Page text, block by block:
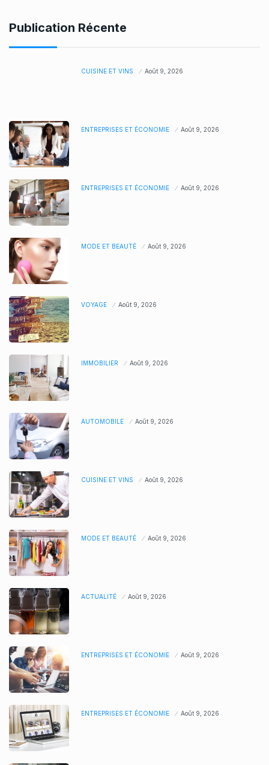
Publication Récente
CUISINE ET VINS Août 9, 2026
ENTREPRISES ET ÉCONOMIE Août 9, 2026
ENTREPRISES ET ÉCONOMIE Août 9, 2026
MODE ET BEAUTÉ Août 9, 2026
VOYAGE Août 9, 2026
IMMOBILIER Août 9, 2026
AUTOMOBILE Août 9, 2026
CUISINE ET VINS Août 9, 2026
MODE ET BEAUTÉ Août 9, 2026
ACTUALITÉ Août 9, 2026
ENTREPRISES ET ÉCONOMIE Août 9, 2026
ENTREPRISES ET ÉCONOMIE Août 9, 2026